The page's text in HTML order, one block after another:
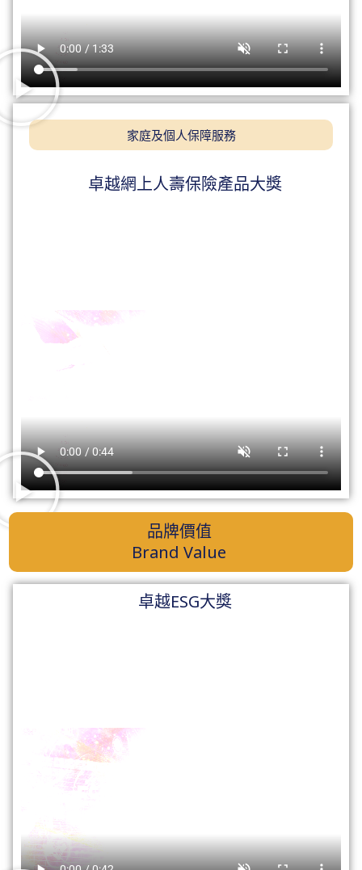
家庭及個人保障服務
卓越網上人壽保險產品大獎
品牌價值
Brand Value
卓越ESG大獎